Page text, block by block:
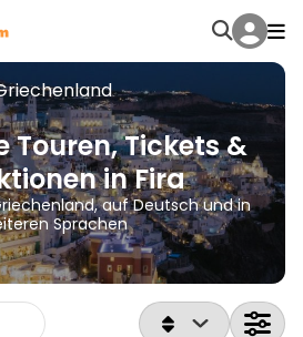
Touren, Tickets &
in Fira
auf Deutsch und in
Sprachen